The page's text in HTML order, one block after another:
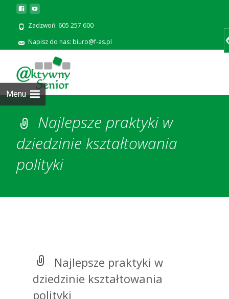
Zadzwoń: 605 257 600
Napisz do nas: biuro@f-as.pl
Menu
Najlepsze praktyki w
dziedzinie kształtowania
polityki
Najlepsze praktyki w
dziedzinie kształtowania
polityki